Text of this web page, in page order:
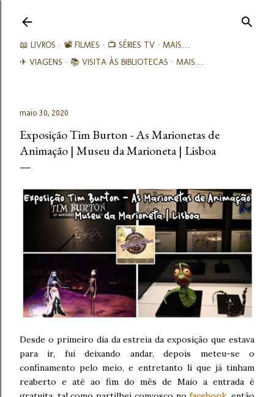
📖 LIVROS 📽️ FILMES 📺 SÉRIES TV
MAIS…
✈ VIAGENS
📚︎ VISITA ÀS BIBLIOTECAS MAIS…
maio 30, 2020
Exposição Tim Burton - As Marionetas de
Animação | Museu da Marioneta | Lisboa
Desde o primeiro dia da estreia da exposição que estava
para ir, fui deixando andar, depois meteu-se o
confinamento pelo meio, e entretanto li que já tinham
reaberto e até ao fim do mês de Maio a entrada é